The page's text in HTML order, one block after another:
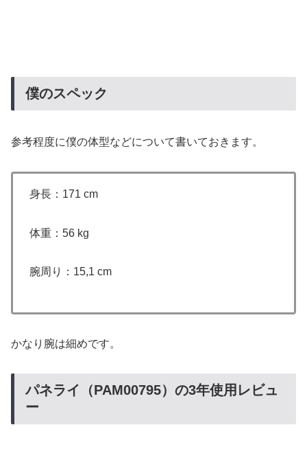
僕のスペック
参考程度に僕の体型などについて書いておきます。
身長：171 cm
体重：56 kg
腕周り：15,1 cm
かなり腕は細めです。
パネライ（PAM00795）の3年使用レビュ
ー